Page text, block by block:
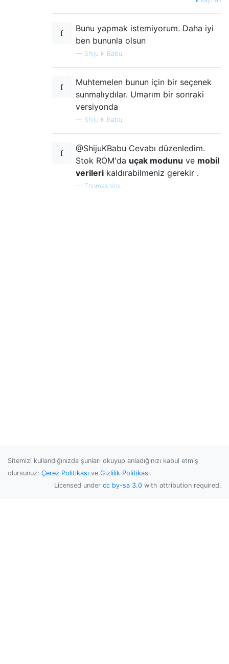
Bunu yapmak istemiyorum. Daha iyi
ben bununla olsun
— Shiju K Babu
Muhtemelen bunun için bir seçenek
sunmalıydılar. Umarım bir sonraki
versiyonda
— Shiju K Babu
@ShijuKBabu Cevabı düzenledim.
Stok ROM'da uçak modunu ve mobil
verileri kaldırabilmeniz gerekir .
— Thomas Vos
Sitemizi kullandığınızda şunları okuyup anladığınızı kabul etmiş
olursunuz: Çerez Politikası ve Gizlilik Politikası.
Licensed under cc by-sa 3.0 with attribution required.